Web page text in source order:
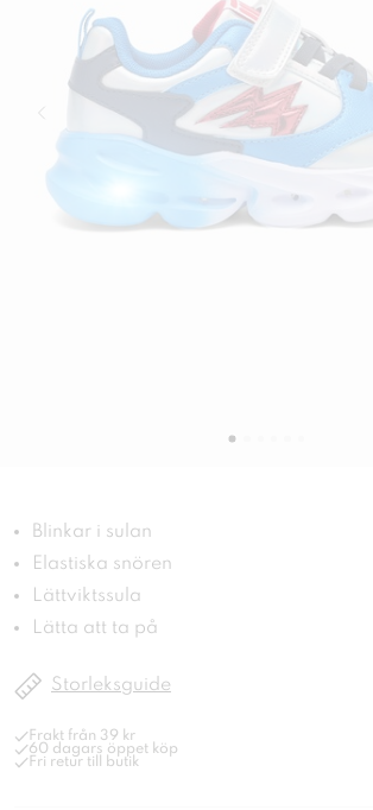
Blinkar i sulan
Elastiska snören
Lättviktssula
Lätta att ta på
Storleksguide
Frakt från 39 kr
60 dagars öppet köp
Fri retur till butik